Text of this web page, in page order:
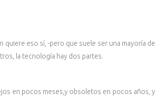
quiere eso sí, -pero que suele ser una mayoría de
la tecnología hay dos partes.
en pocos meses,y obsoletos en pocos años, y